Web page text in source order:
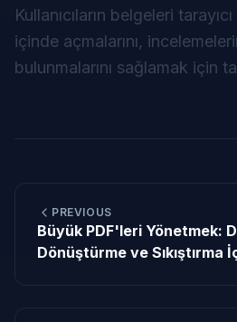
Kullanıcıların belgeleri
içinde açmalarını,
bulunmalarını sağlamak için
PREVIOUS
Büyük PDF'leri Yönetmek:
Dönüştürme ve Sıkıştırma